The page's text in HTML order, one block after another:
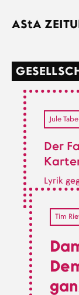
AStA
Jule Tabel
Der
Lyrik
Tim